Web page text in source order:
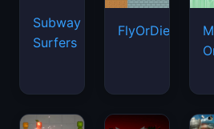
Subway
Surfers
FlyOrDie.io